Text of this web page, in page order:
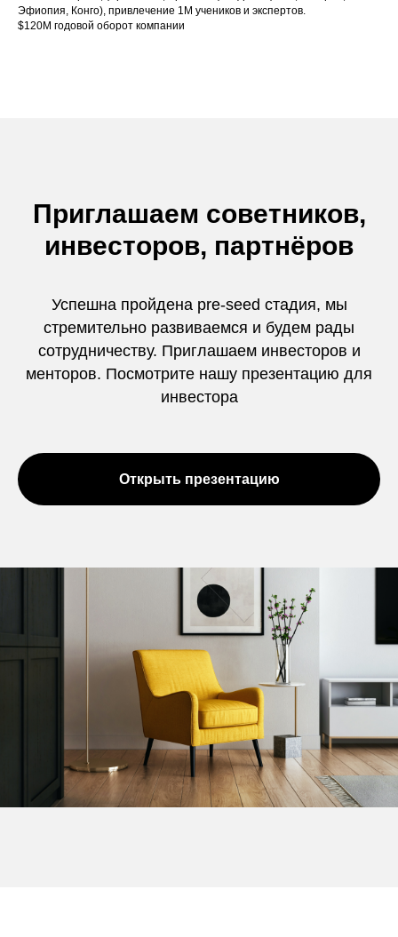
Эфиопия, Конго), привлечение 1М учеников и экспертов.
$120М годовой оборот компании
Приглашаем советников,
инвесторов, партнёров
Успешна пройдена pre-seed стадия, мы
стремительно развиваемся и будем рады
сотрудничеству. Приглашаем инвесторов и
менторов. Посмотрите нашу презентацию для
инвестора
Открыть презентацию